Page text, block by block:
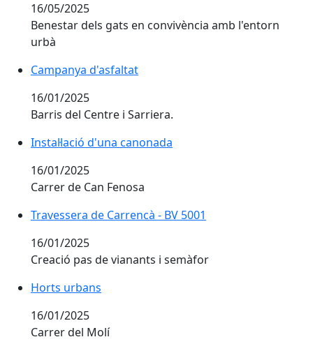
16/05/2025
Benestar dels gats en convivència amb l'entorn
urbà
Campanya d'asfaltat
Campanya d'asfaltat
16/01/2025
Barris del Centre i Sarriera.
Instal·lació d'una canonada
Instal·lació d'una canonada
16/01/2025
Carrer de Can Fenosa
Travessera de Carrencà - BV 5001
Travessera de Carrencà - BV 5001
16/01/2025
Creació pas de vianants i semàfor
Horts urbans
Horts urbans
16/01/2025
Carrer del Molí